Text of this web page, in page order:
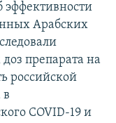
эффективности
Арабских
препарата на
российской
в
COVID-19 и